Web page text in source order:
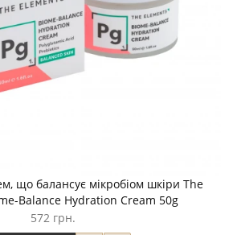
що балансує мікробіом шкіри The
Balance Hydration Cream 50g
572 грн.